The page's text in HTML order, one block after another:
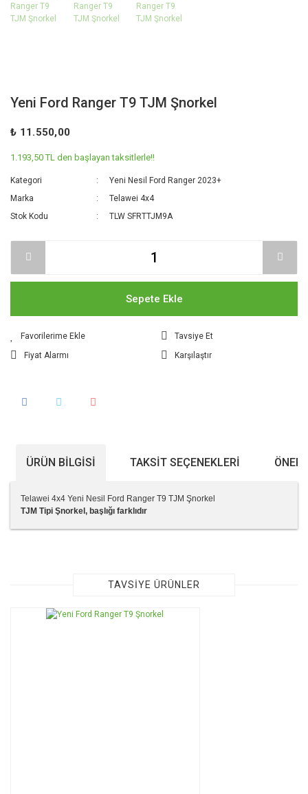
Yeni Ford Ranger T9 TJM Şnorkel
₺ 11.550,00
1.193,50 TL den başlayan taksitlerle!!
Kategori
Yeni Nesil Ford Ranger 2023+
Marka
Telawei 4x4
Stok Kodu
TLW SFRTTJM9A
Sepete Ekle
Tavsiye Et
Fiyat Alarmı
Karşılaştır
ÜRÜN BILGISI TAKSIT SEÇENEKLERI
Telawei 4x4 Yeni Nesil Ford Ranger T9 TJM Şnorkel
TJM Tipi Şnorkel, başlığı farklıdır
Görüş ve önerileriniz için teşekkür ederiz.
Ürün resmi kalitesiz, bozuk veya görüntülenemiyor.
TAVSİYE ÜRÜNLER